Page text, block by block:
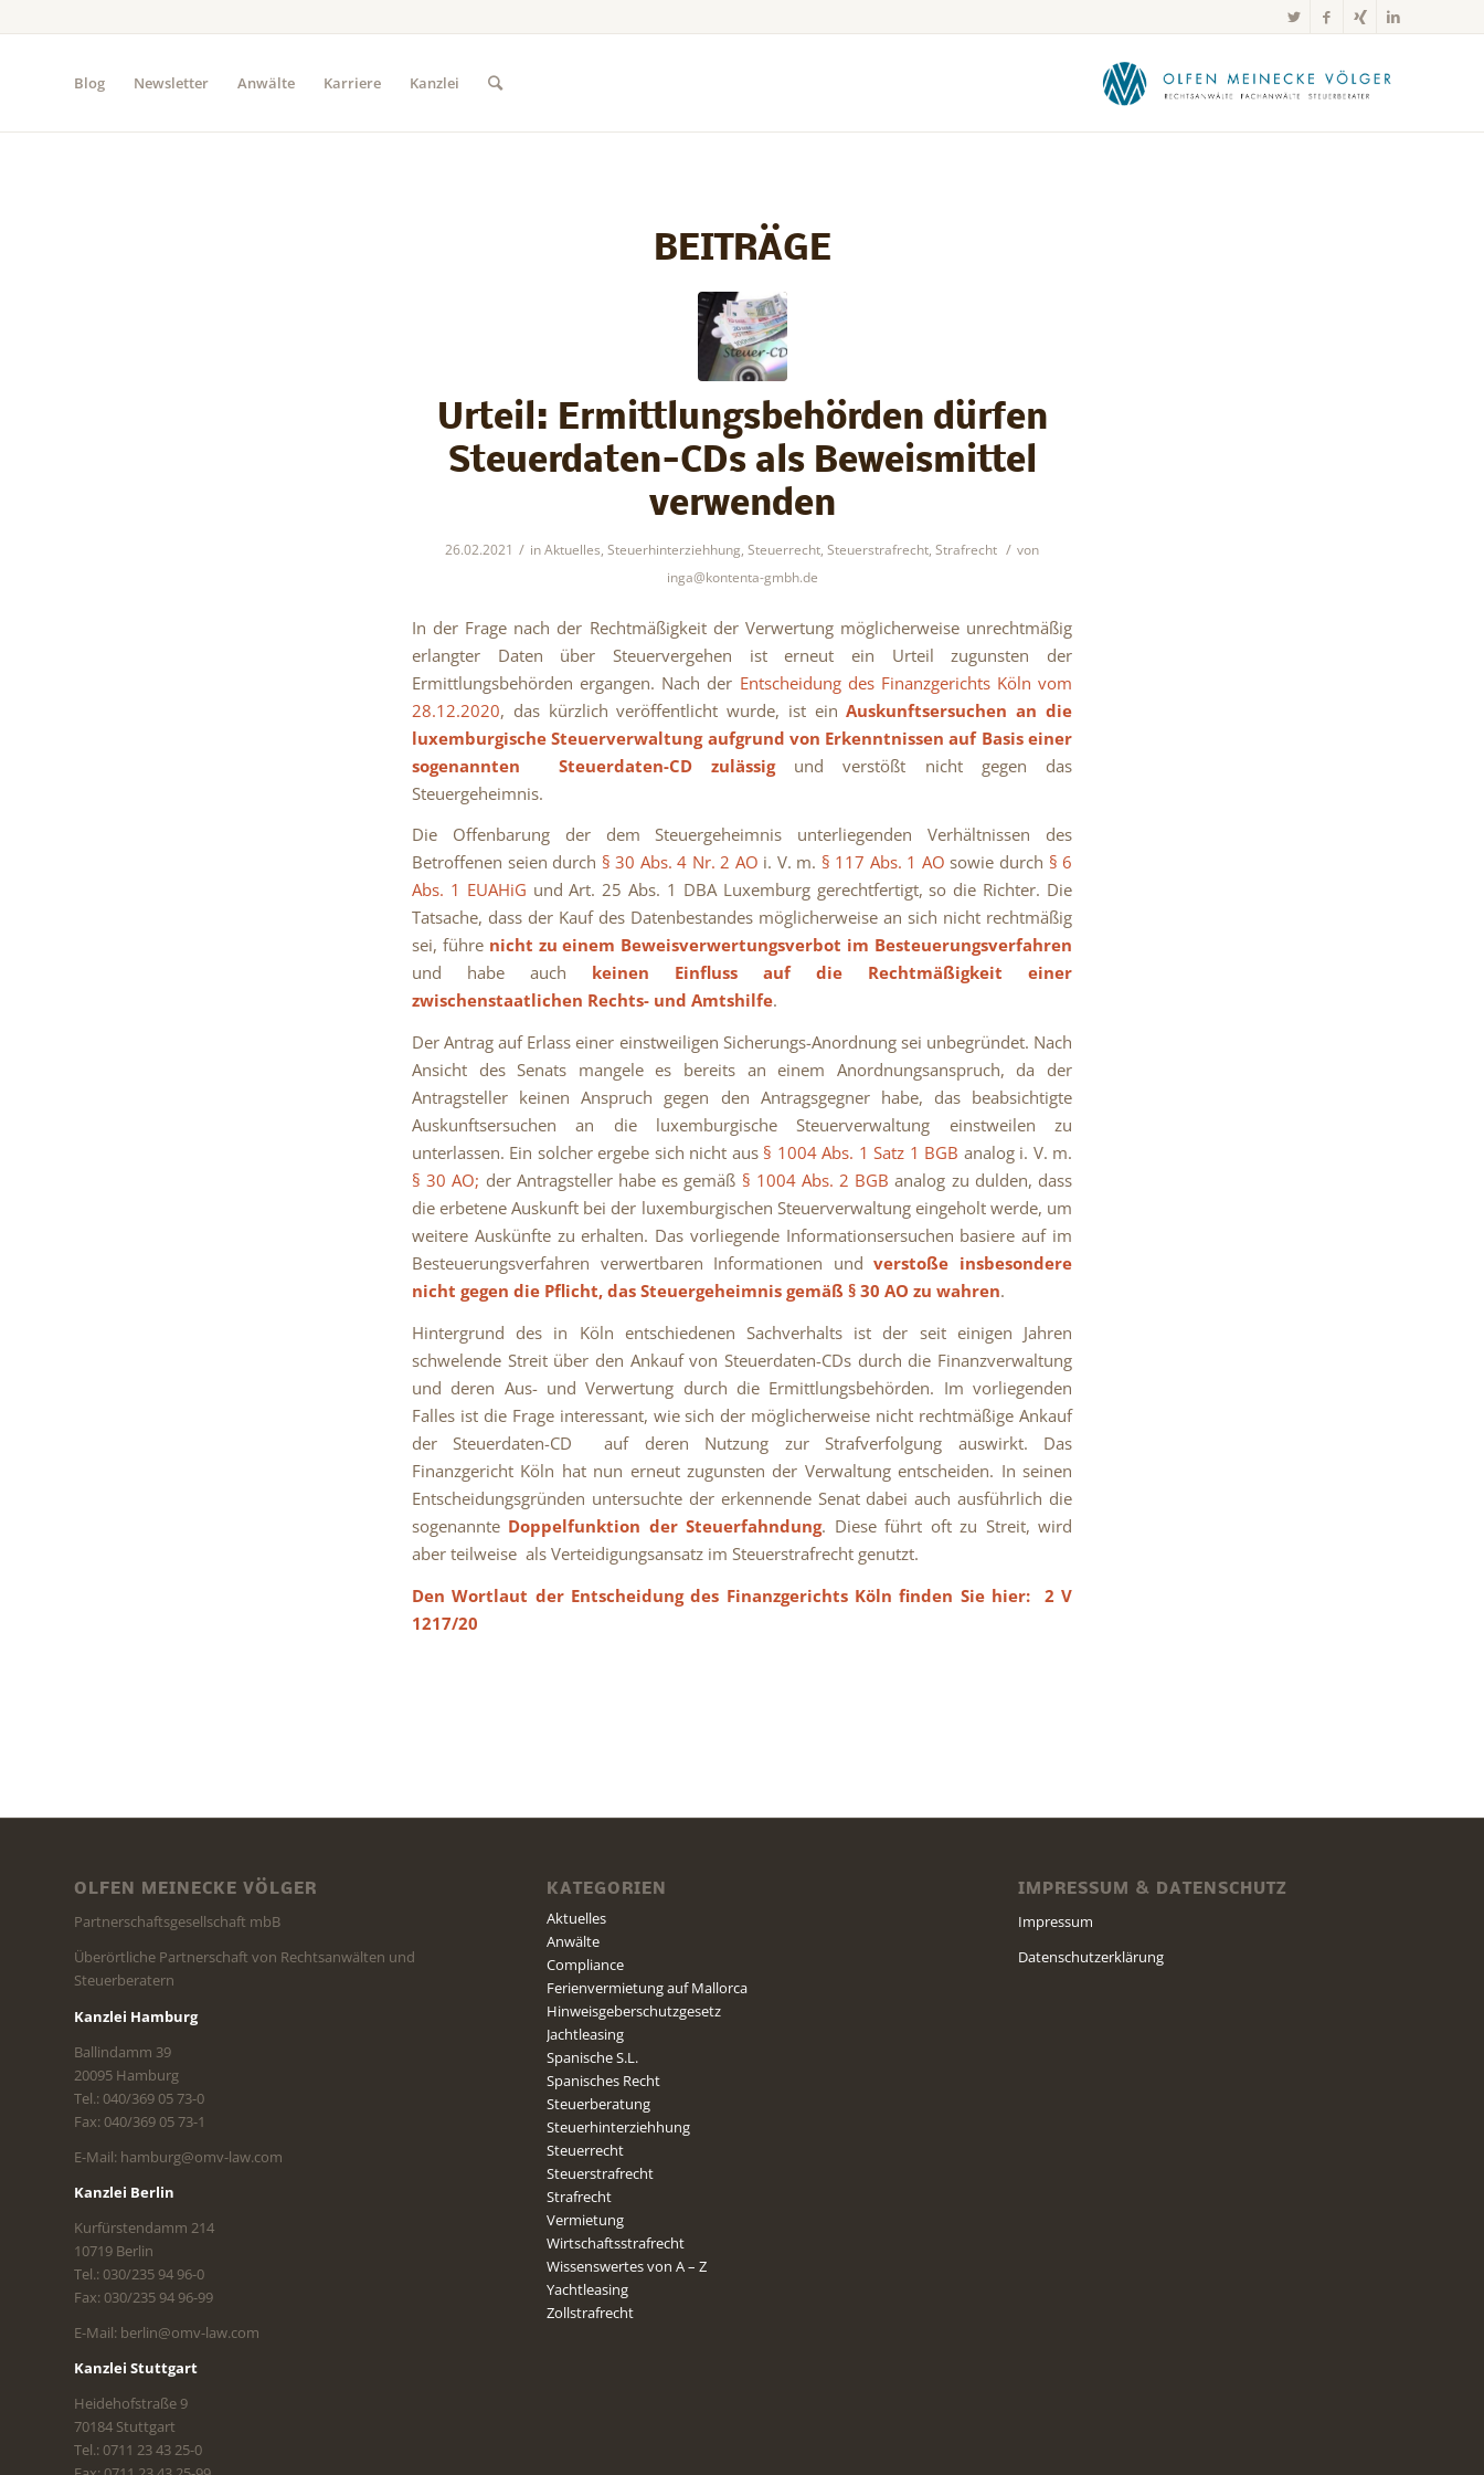
Blog Newsletter Anwälte Karriere Kanzlei
BEITRÄGE
Urteil: Ermittlungsbehörden dürfen
Steuerdaten-CDs als Beweismittel
verwenden
26.02.2021 / inAktuelles, Steuerhinterziehhung, Steuerrecht, Steuerstrafrecht, Strafrecht / von
inga@kontenta-gmbh.de
In der Frage nach der Rechtmäßigkeit der Verwertung möglicherweise unrechtmäßig
erlangter Daten über Steuervergehen ist erneut ein Urteil zugunsten der
Ermittlungsbehörden ergangen. Nach der Entscheidung des Finanzgerichts Köln vom
28.12.2020, das kürzlich veröffentlicht wurde, ist einAuskunftsersuchen an die
luxemburgische Steuerverwaltung aufgrund von Erkenntnissen auf Basis einer
sogenannten Steuerdaten-CD zulässigund verstößt nicht gegen das
Steuergeheimnis.
Die Offenbarung der dem Steuergeheimnis unterliegenden Verhältnissen des
Betroffenen seien durch § 30 Abs. 4 Nr. 2 AO i. V. m. § 117 Abs. 1 AO sowie durch § 6
Abs. 1 EUAHiG und Art. 25 Abs. 1 DBA Luxemburg gerechtfertigt, so die Richter. Die
Tatsache, dass der Kauf des Datenbestandes möglicherweise an sich nicht rechtmäßig
sei, führe nicht zu einem Beweisverwertungsverbot im Besteuerungsverfahren
und habe auch keinen Einfluss auf die Rechtmäßigkeit einer
zwischenstaatlichen Rechts- und Amtshilfe.
Der Antrag auf Erlass einer einstweiligen Sicherungs-Anordnung sei unbegründet. Nach
Ansicht des Senats mangele es bereits an einem Anordnungsanspruch, da der
Antragsteller keinen Anspruch gegen den Antragsgegner habe, das beabsichtigte
Auskunftsersuchen an die luxemburgische Steuerverwaltung einstweilen zu
unterlassen. Ein solcher ergebe sich nicht aus § 1004 Abs. 1 Satz 1 BGB analog i. V. m.
§ 30 AO; der Antragsteller habe es gemäß § 1004 Abs. 2 BGB analog zu dulden, dass
die erbetene Auskunft bei der luxemburgischen Steuerverwaltung eingeholt werde, um
weitere Auskünfte zu erhalten. Das vorliegende Informationsersuchen basiere auf im
Besteuerungsverfahren verwertbaren Informationen undverstoße insbesondere
nicht gegen die Pflicht, das Steuergeheimnis gemäß § 30 AO zu wahren.
Hintergrund des in Köln entschiedenen Sachverhalts ist der seit einigen Jahren
schwelende Streit über den Ankauf von Steuerdaten-CDs durch die Finanzverwaltung
und deren Aus- und Verwertung durch die Ermittlungsbehörden. Im vorliegenden
Falles ist die Frage interessant, wie sich der möglicherweise nicht rechtmäßige Ankauf
der Steuerdaten-CD auf deren Nutzung zur Strafverfolgung auswirkt. Das
Finanzgericht Köln hat nun erneut zugunsten der Verwaltung entscheiden. In seinen
Entscheidungsgründen untersuchte der erkennende Senat dabei auch ausführlich die
sogenannte Doppelfunktion der Steuerfahndung. Diese führt oft zu Streit, wird
aber teilweise als Verteidigungsansatz im Steuerstrafrecht genutzt.
Den Wortlaut der Entscheidung des Finanzgerichts Köln finden Sie hier: 2 V
1217/20
OLFEN MEINECKE VÖLGER
Partnerschaftsgesellschaft mbB
Überörtliche Partnerschaft von Rechtsanwälten und
Steuerberatern
Kanzlei Hamburg
Ballindamm 39
20095 Hamburg
Tel.: 040/369 05 73-0
Fax: 040/369 05 73-1
E-Mail: hamburg@omv-law.com
Kanzlei Berlin
Kurfürstendamm 214
10719 Berlin
Tel.: 030/235 94 96-0
Fax: 030/235 94 96-99
E-Mail: berlin@omv-law.com
Kanzlei Stuttgart
Heidehofstraße 9
70184 Stuttgart
Tel.: 0711 23 43 25-0
KATEGORIEN
Aktuelles
Anwälte
Compliance
Ferienvermietung auf Mallorca
Hinweisgeberschutzgesetz
Jachtleasing
Spanische S.L.
Spanisches Recht
Steuerberatung
Steuerhinterziehhung
Steuerrecht
Steuerstrafrecht
Strafrecht
Vermietung
Wirtschaftsstrafrecht
Wissenswertes von A – Z
Yachtleasing
Zollstrafrecht
IMPRESSUM & DATENSCHUTZ
Impressum
Datenschutzerklärung